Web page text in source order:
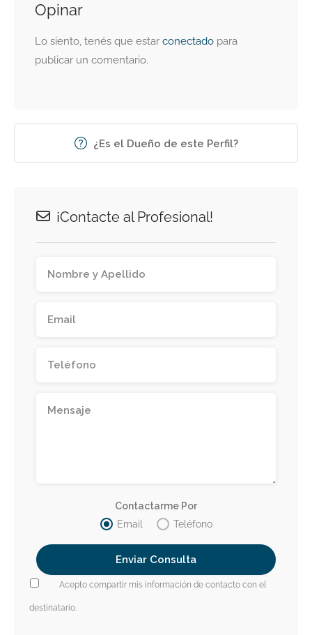
Opinar
Lo siento, tenés que estar conectado para
publicar un comentario.
¿Es el Dueño de este Perfil?
¡Contacte al Profesional!
Contactarme Por
Email
Teléfono
Acepto compartir mis información de contacto con el
destinatario.